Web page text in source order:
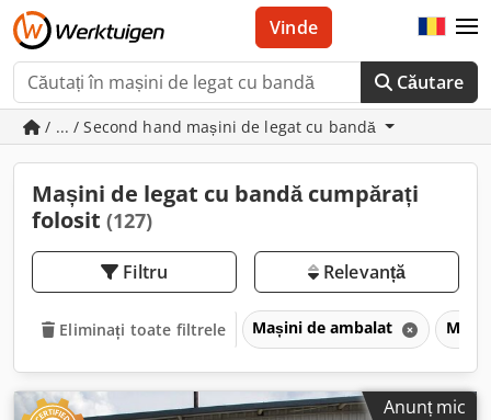
Căutare
Vinde
/ ... / Second hand mașini de legat cu bandă
Mașini de legat cu bandă cumpărați
folosit (127)
Filtru Relevanță
Eliminați toate filtrele Mașini de ambalat
Anunț mic